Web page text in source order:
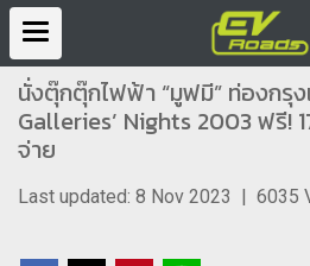
นั่งตุ๊กตุ๊กไฟฟ้า “มูฟมี” ท่องกรุ
Galleries’ Nights 2003 ฟรี!
จ่าย
Last updated: 8 Nov 2023 | 6035